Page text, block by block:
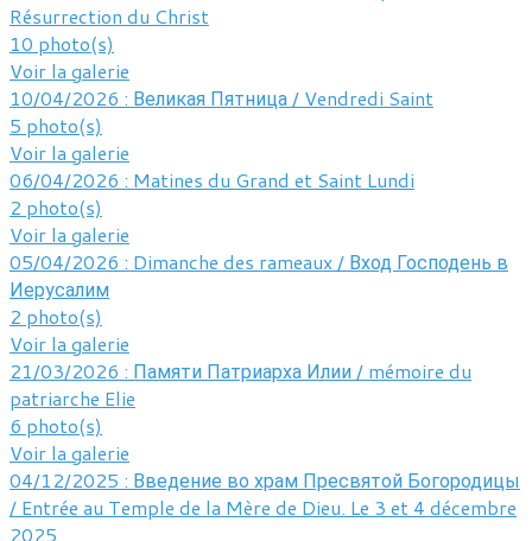
Résurrection du Christ
10 photo(s)
Voir la galerie
10/04/2026 : Великая Пятница / Vendredi Saint
5 photo(s)
Voir la galerie
06/04/2026 : Matines du Grand et Saint Lundi
2 photo(s)
Voir la galerie
05/04/2026 : Dimanche des rameaux / Вход Господень в
Иерусалим
2 photo(s)
Voir la galerie
21/03/2026 : Памяти Патриарха Илии / mémoire du
patriarche Elie
6 photo(s)
Voir la galerie
04/12/2025 : Введение во храм Пресвятой Богородицы
/ Entrée au Temple de la Mère de Dieu. Le 3 et 4 décembre
2025